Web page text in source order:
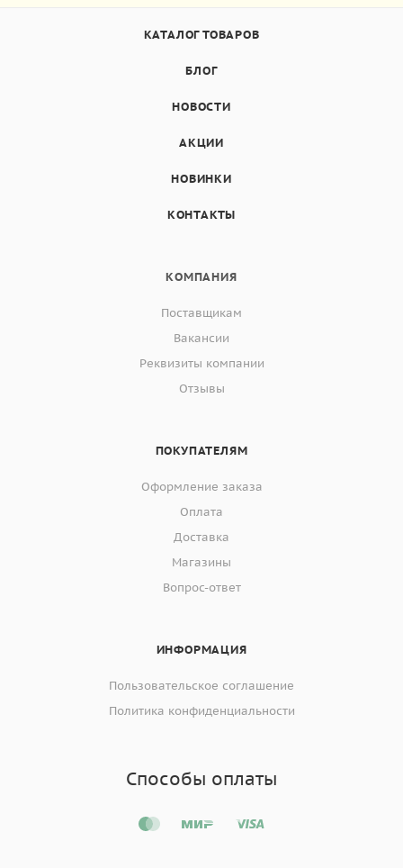
КАТАЛОГ ТОВАРОВ
БЛОГ
НОВОСТИ
АКЦИИ
НОВИНКИ
КОНТАКТЫ
КОМПАНИЯ
Поставщикам
Вакансии
Реквизиты компании
Отзывы
ПОКУПАТЕЛЯМ
Оформление заказа
Оплата
Доставка
Магазины
Вопрос-ответ
ИНФОРМАЦИЯ
Пользовательское соглашение
Политика конфиденциальности
Способы оплаты